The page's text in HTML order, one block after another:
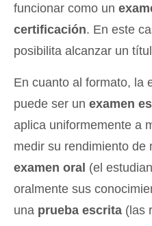
funcionar como un
certificación. En este
posibilita alcanzar un
En cuanto al formato, la
puede ser un examen
aplica uniformemente a
medir su rendimiento de
examen oral (el
oralmente sus
una prueba escrita (las